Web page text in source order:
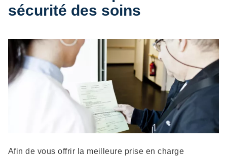
sécurité des soins
Description
Afin de vous offrir la meilleure prise en charge